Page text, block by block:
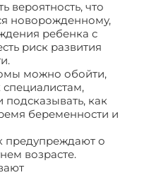
вероятность, что
новорожденному,
ребенка с
риск развития
можно обойти,
специалистам,
подсказывать, как
беременности и
предупреждают о
возрасте.